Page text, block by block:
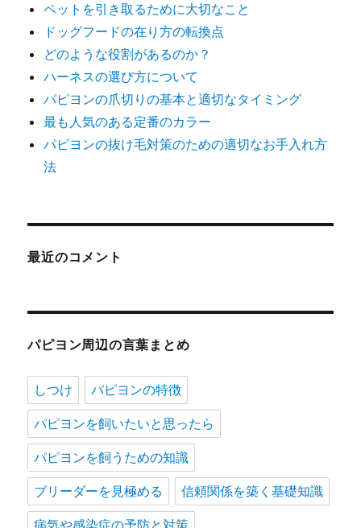
ペットを引き取るために大切なこと
ドッグフードの在り方の転換点
どのような役割があるのか？
ハーネスの選び方について
パピヨンの爪切りの基本と適切なタイミング
最も人気のある定番のカラー
パピヨンの抜け毛対策のための適切なお手入れ方
法
最近のコメント
パピヨン周辺の言葉まとめ
しつけ パピヨンの特徴
パピヨンを飼いたいと思ったら
パピヨンを飼うための知識
ブリーダーを見極める 信頼関係を築く基礎知識